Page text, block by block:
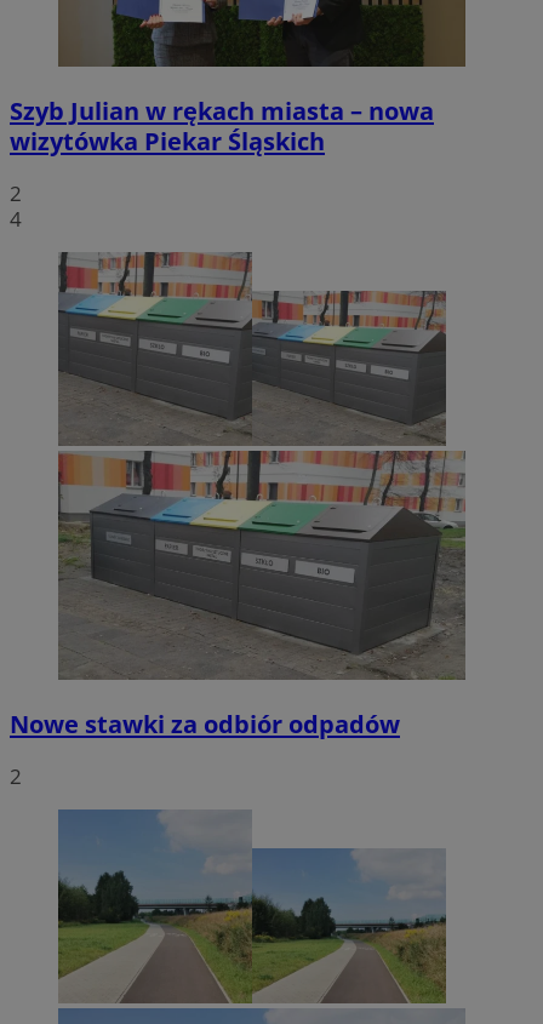
Szyb Julian w rękach miasta – nowa
wizytówka Piekar Śląskich
2
4
Nowe stawki za odbiór odpadów
2